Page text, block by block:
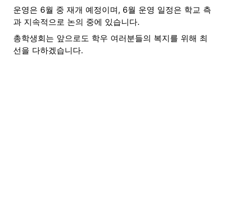
운영은 6월 중 재개 예정이며, 6월 운영 일정은 학교 측
과 지속적으로 논의 중에 있습니다.
총학생회는 앞으로도 학우 여러분들의 복지를 위해 최
선을 다하겠습니다.